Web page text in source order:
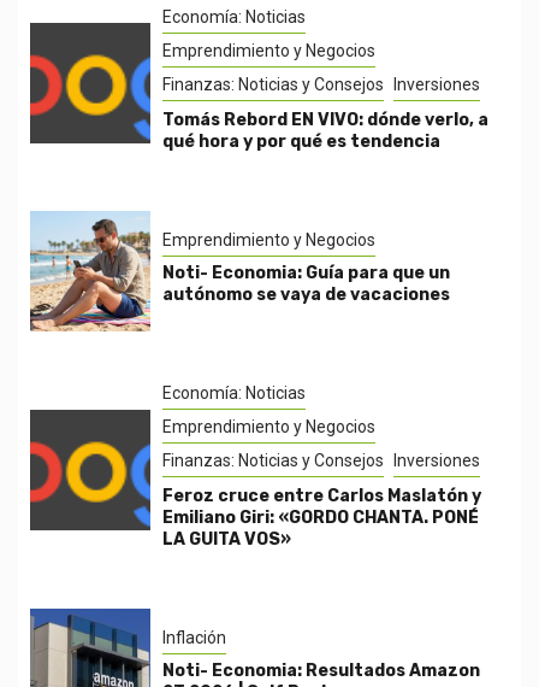
Economía: Noticias
Emprendimiento y Negocios
Finanzas: Noticias y Consejos
Inversiones
Tomás Rebord EN VIVO: dónde verlo, a
qué hora y por qué es tendencia
Emprendimiento y Negocios
Noti- Economia: Guía para que un
autónomo se vaya de vacaciones
Economía: Noticias
Emprendimiento y Negocios
Finanzas: Noticias y Consejos
Inversiones
Feroz cruce entre Carlos Maslatón y
Emiliano Giri: «GORDO CHANTA. PONÉ
LA GUITA VOS»
Inflación
Noti- Economia: Resultados Amazon